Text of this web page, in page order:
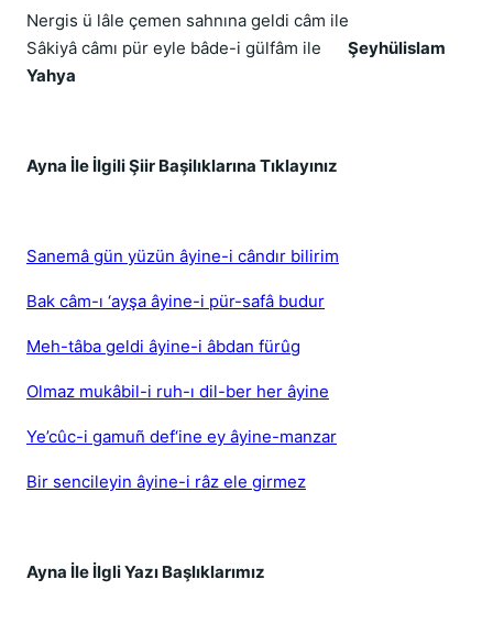
Nergis ü lâle çemen sahnına geldi câm ile
Sâkiyâ câmı pür eyle bâde-i gülfâm ile Şeyhülislam
Yahya
Ayna İle İlgili Şiir Başilıklarına Tıklayınız
Sanemâ gün yüzün âyine-i cândır bilirim
Bak câm-ı ‘ayşa âyine-i pür-safâ budur
Meh-tâba geldi âyine-i âbdan fürûg
Olmaz mukâbil-i ruh-ı dil-ber her âyine
Ye’cûc-i gamuñ def‘ine ey âyine-manzar
Bir sencileyin âyine-i râz ele girmez
Ayna İle İlgli Yazı Başlıklarımız